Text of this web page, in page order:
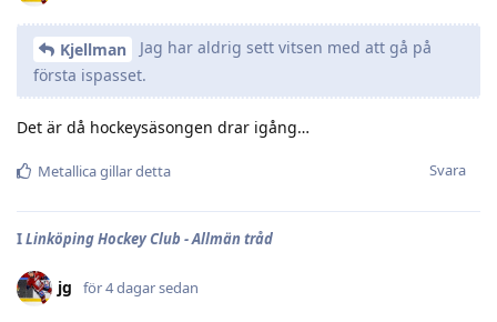
Kjellman
Jag har aldrig sett vitsen med att gå på
första ispasset.
Det är då hockeysäsongen drar igång…
Svara
Metallicagillar detta
ILinköping Hockey Club - Allmän tråd
jg för 4 dagar sedan